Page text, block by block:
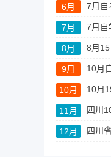
6月 7月自
7月 7月自
8月 8月
9月 10月
10月 10月
11月 四川
12月 四川